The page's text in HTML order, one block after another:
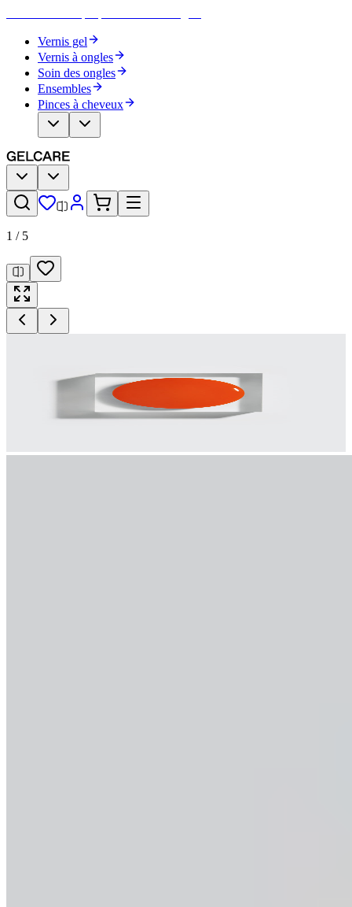
Vernis gel
Vernis à ongles
Soin des ongles
Ensembles
Pinces à cheveux
1 / 5